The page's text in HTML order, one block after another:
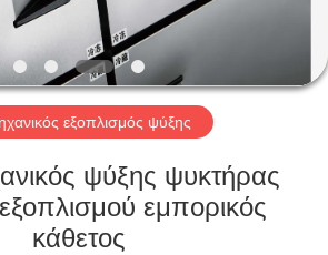
εξοπλισμός ψύξης
ψύξης ψυκτήρας
εμπορικός
κάθετος